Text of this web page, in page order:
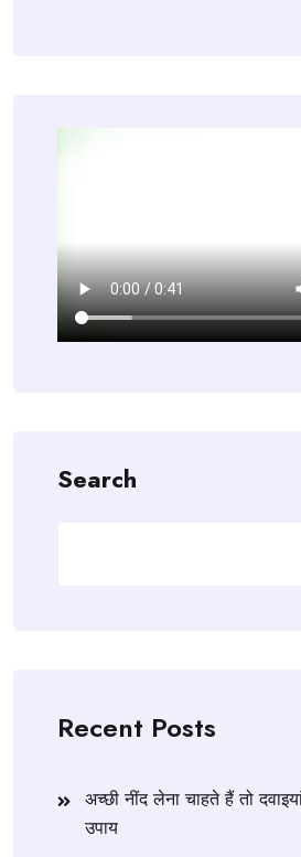
Search
Recent Posts
अच्छी नींद लेना चाहते हैं तो
उपाय